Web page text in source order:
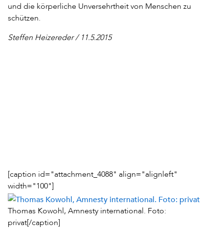
und die körperliche Unversehrtheit von Menschen zu
schützen.
Steffen Heizereder / 11.5.2015
[caption id="attachment_4088" align="alignleft"
width="100"]
Thomas Kowohl, Amnesty international. Foto:
privat[/caption]